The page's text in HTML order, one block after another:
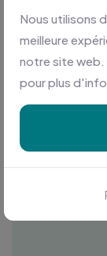
Profitez des
Nous utilisons
meilleure
notre site web.
pour plus